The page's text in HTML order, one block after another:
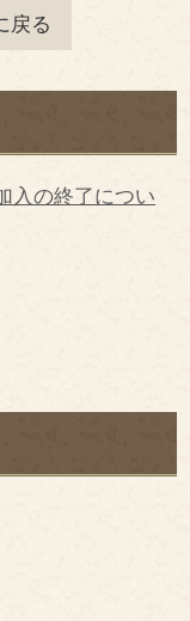
戻る
入の終了につい